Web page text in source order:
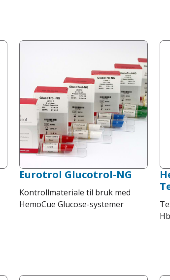
Eurotrol Glucotrol-NG
Kontrollmateriale til bruk med
HemoCue Glucose-systemer